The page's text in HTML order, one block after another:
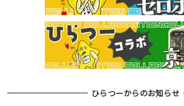
ひらつーからのお知らせ